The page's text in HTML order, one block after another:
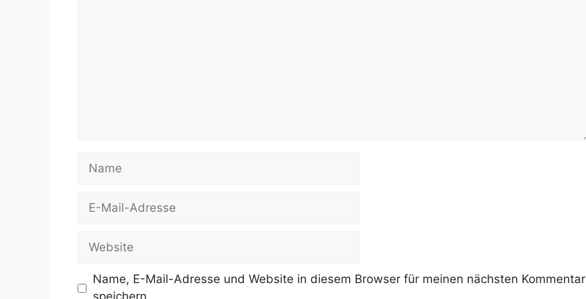
Name
Website
Name, E-Mail-Adresse und Website in diesem Browser für meinen nächsten Kommentar